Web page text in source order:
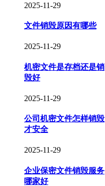
2025-11-29
文件销毁原因有哪些
2025-11-29
机密文件是存档还是销
毁好
2025-11-29
公司机密文件怎样销毁
才安全
2025-11-29
企业保密文件销毁服务
哪家好